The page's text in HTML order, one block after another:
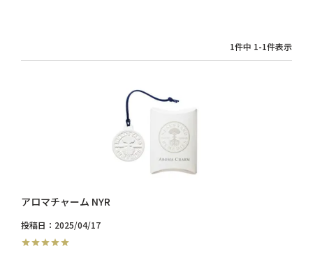
1件中 1-1件表示
アロマチャーム NYR
投稿日 2025/04/17